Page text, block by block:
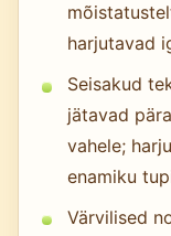
harjutavad
Seisakud
jätavad
vahele;
enamiku
Värvilised